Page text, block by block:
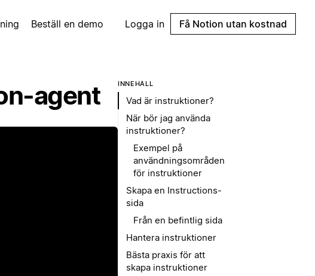
Beställ en demo Logga in Få Notion utan kostnad
agent INNEHÅLL
Vad är instruktioner?
När bör jag använda
instruktioner?
Exempel på
användningsområden
för instruktioner
Skapa en Instructions-
sida
Från en befintlig sida
Hantera instruktioner
Bästa praxis för att
skapa instruktioner